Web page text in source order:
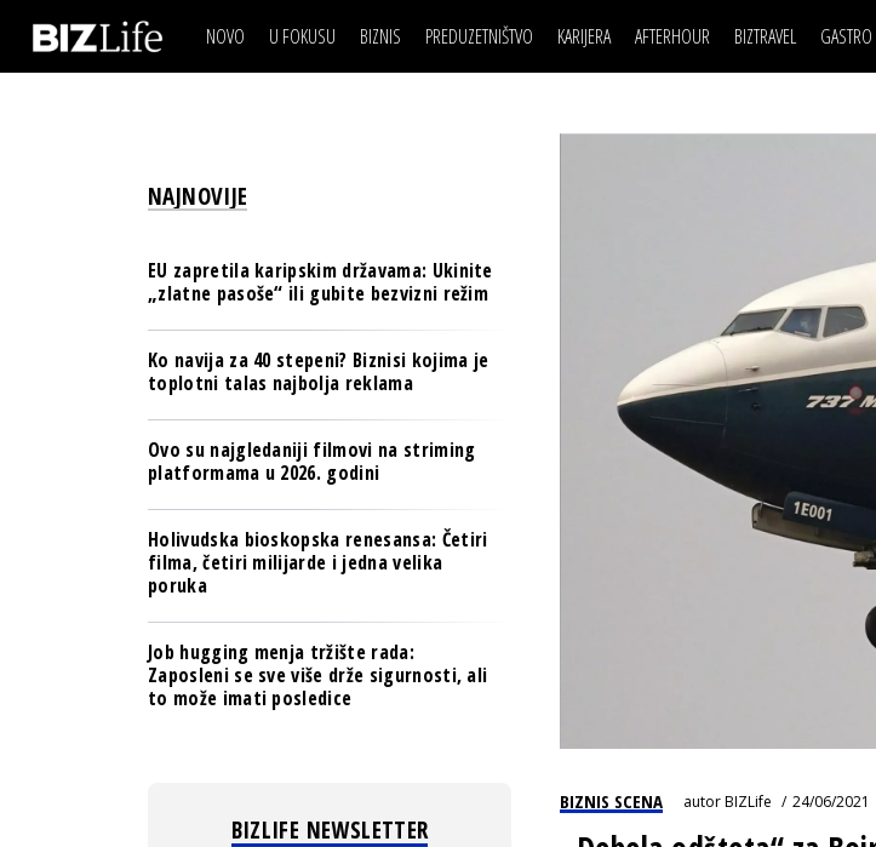
NOVO U FOKUSU BIZNIS
BANKE
OSIGURANJE
TECH I AI
BIZNIS & SPORT
PULS REGIONA
NOVO NA RAFU
PREDUZETNIŠTVO KARIJERA AFTERHOUR BIZTRAVEL
IZJAVA DANABIZNIS SCENA
BREND I KOMUNIKACIJE
OSIGURANJE
TECH I AI
PULS REGIONA
POSAO
MOJ UGAO
FILM I SCENA
AUTO SVET
BIZNIS SCENA autorBIZLife 24/06/2021
NAJNOVIJE
EU zapretila karipskim državama: Ukinite
„zlatne pasoše“ ili gubite bezvizni režim
Ko navija za 40 stepeni? Biznisi kojima je
toplotni talas najbolja reklama
Ovo su najgledaniji filmovi na striming
platformama u 2026. godini
Holivudska bioskopska renesansa: Četiri
filma, četiri milijarde i jedna velika
poruka
Job hugging menja tržište rada:
Zaposleni se sve više drže sigurnosti, ali
to može imati posledice
BIZLIFE NEWSLETTER